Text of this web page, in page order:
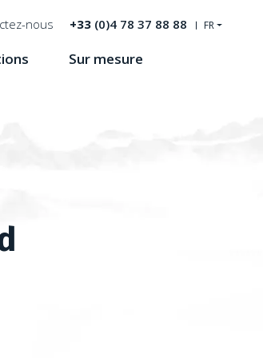
nous +33(0)4 78 37 88 88 FR
Sur mesure